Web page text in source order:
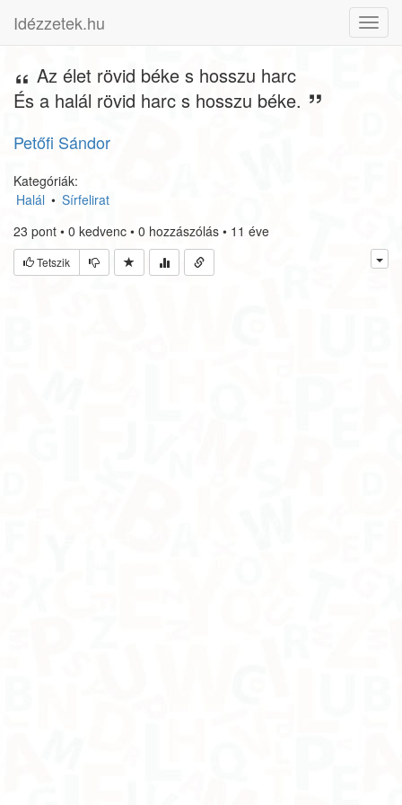
Idézzetek.hu
Az élet rövid béke s hosszu harc
És a halál rövid harc s hosszu béke.
Petőfi Sándor
Kategóriák:
Halál • Sírfelirat
23 pont • 0 kedvenc • 0 hozzászólás • 11 éve
Tetszik